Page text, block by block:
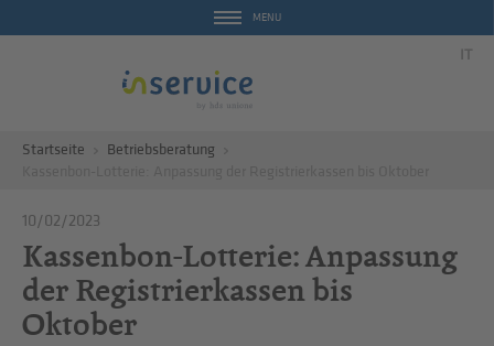
MENU
IT
Startseite
Betriebsberatung
10/02/2023
Kassenbon-Lotterie: Anpassung
der Registrierkassen bis
Oktober